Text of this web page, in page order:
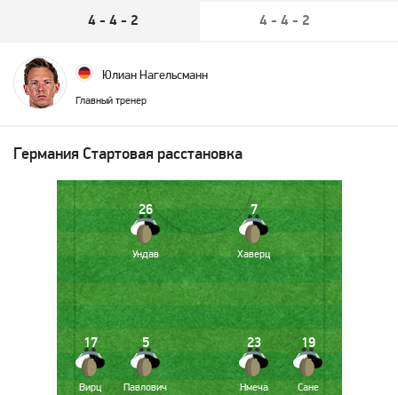
4 - 4 - 2 4 - 4 - 2
Юлиан Нагельсманн
Главный тренер
Германия Стартовая расстановка
5
Павлович
23
Нмеча
17
Вирц
19
Сане
7
Хаверц
26
Ундав